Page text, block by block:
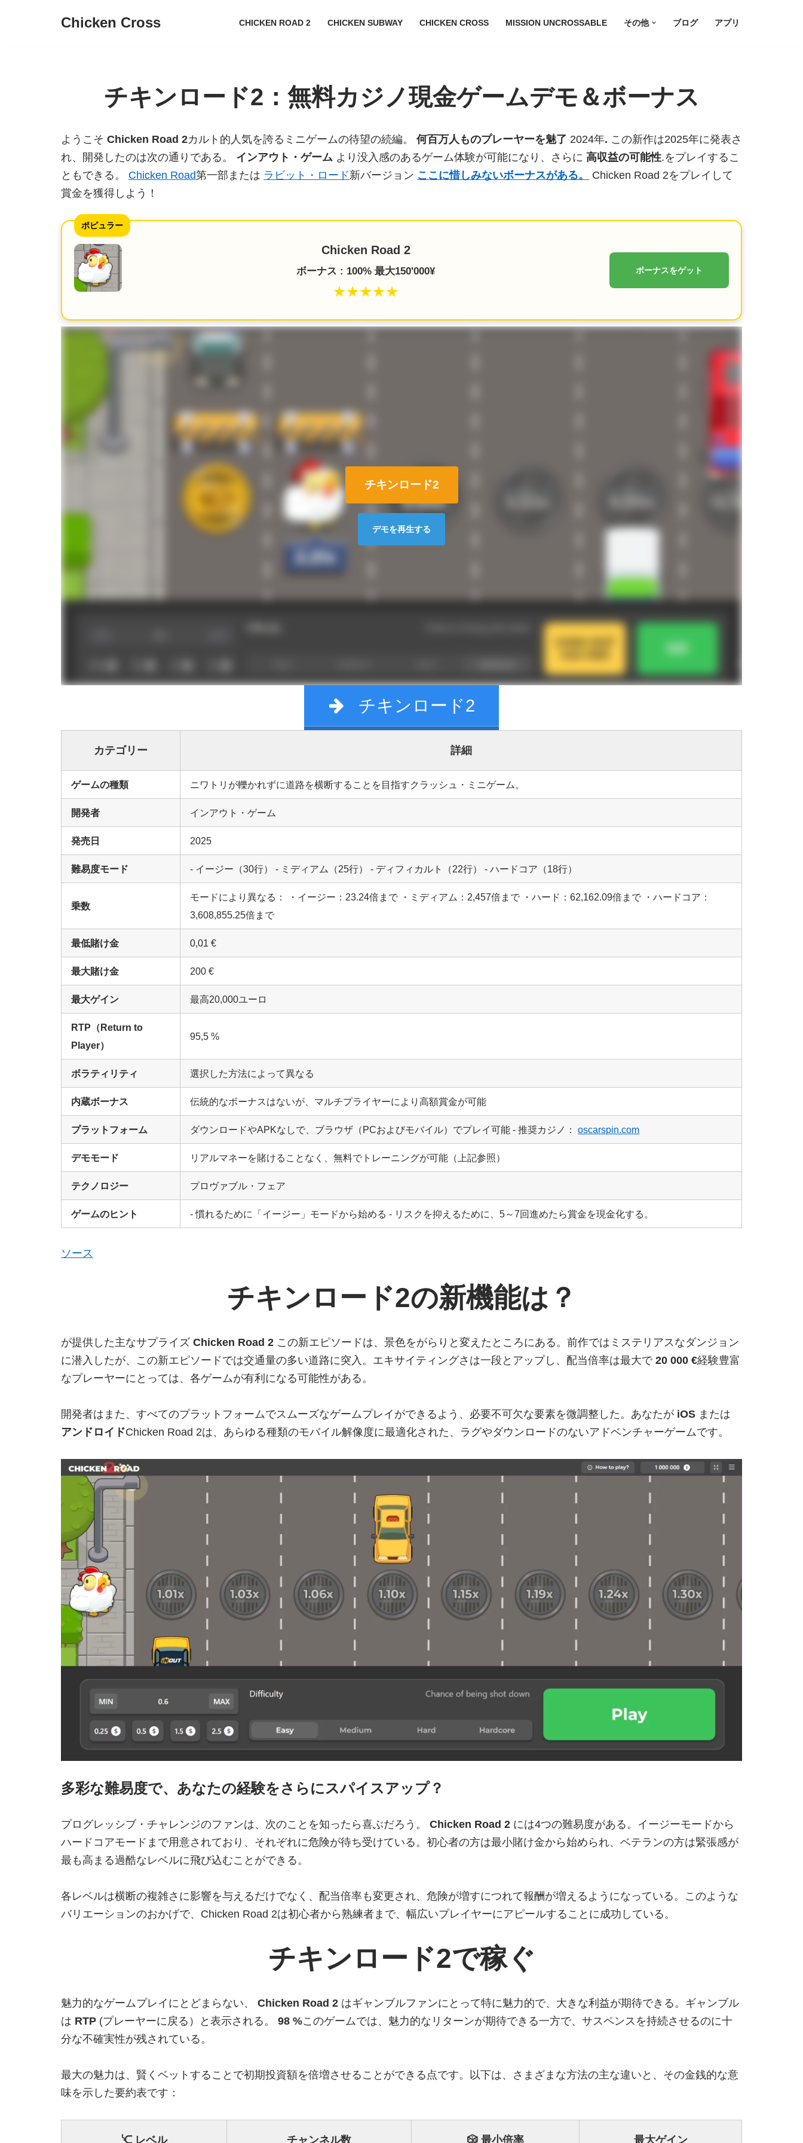
Chicken Cross CHICKEN ROAD 2 CHICKEN SUBWAY CHICKEN CROSS MISSION UNCROSSABLE その他 ブログ アプリ
チキンロード2：無料カジノ現金ゲームデモ＆ボーナス
ようこそ Chicken Road 2カルト的人気を誇るミニゲームの待望の続編。 何百万人ものプレーヤーを魅了 2024年. この新作は2025年に発表さ
れ、開発したのは次の通りである。 インアウト・ゲーム より没入感のあるゲーム体験が可能になり、さらに 高収益の可能性.をプレイするこ
ともできる。 Chicken Road第一部または ラビット・ロード新バージョン ここに惜しみないボーナスがある。
Chicken Road 2をプレイして
賞金を獲得しよう！
ポピュラー
Chicken Road 2
ボーナス : 100% 最大150'000¥
★★★★★
ボーナスをゲット
チキンロード2
デモを再生する
チキンロード2
カテゴリー 詳細
ゲームの種類 ニワトリが轢かれずに道路を横断することを目指すクラッシュ・ミニゲーム。
開発者 インアウト・ゲーム
発売日 2025
難易度モード - イージー（30行） - ミディアム（25行） - ディフィカルト（22行） - ハードコア（18行）
乗数
モードにより異なる： ・イージー：23.24倍まで ・ミディアム：2,457倍まで ・ハード：62,162.09倍まで ・ハードコア：
3,608,855.25倍まで
最低賭け金 0,01 €
最大賭け金 200 €
最大ゲイン 最高20,000ユーロ
RTP（Return to
Player）
95,5 %
ボラティリティ 選択した方法によって異なる
内蔵ボーナス 伝統的なボーナスはないが、マルチプライヤーにより高額賞金が可能
プラットフォーム ダウンロードやAPKなしで、ブラウザ（PCおよびモバイル）でプレイ可能 - 推奨カジノ：oscarspin.com
デモモード リアルマネーを賭けることなく、無料でトレーニングが可能（上記参照）
テクノロジー プロヴァブル・フェア
ゲームのヒント - 慣れるために「イージー」モードから始める - リスクを抑えるために、5～7回進めたら賞金を現金化する。
ソース
チキンロード2の新機能は？
が提供した主なサプライズ Chicken Road 2 この新エピソードは、景色をがらりと変えたところにある。前作ではミステリアスなダンジョン
に潜入したが、この新エピソードでは交通量の多い道路に突入。エキサイティングさは一段とアップし、配当倍率は最大で 20 000 €経験豊富
なプレーヤーにとっては、各ゲームが有利になる可能性がある。
開発者はまた、すべてのプラットフォームでスムーズなゲームプレイができるよう、必要不可欠な要素を微調整した。あなたが iOS または
アンドロイドChicken Road 2は、あらゆる種類のモバイル解像度に最適化された、ラグやダウンロードのないアドベンチャーゲームです。
多彩な難易度で、あなたの経験をさらにスパイスアップ？
プログレッシブ・チャレンジのファンは、次のことを知ったら喜ぶだろう。 Chicken Road 2 には4つの難易度がある。イージーモードから
ハードコアモードまで用意されており、それぞれに危険が待ち受けている。初心者の方は最小賭け金から始められ、ベテランの方は緊張感が
最も高まる過酷なレベルに飛び込むことができる。
各レベルは横断の複雑さに影響を与えるだけでなく、配当倍率も変更され、危険が増すにつれて報酬が増えるようになっている。このような
バリエーションのおかげで、Chicken Road 2は初心者から熟練者まで、幅広いプレイヤーにアピールすることに成功している。
チキンロード2で稼ぐ
魅力的なゲームプレイにとどまらない、 Chicken Road 2 はギャンブルファンにとって特に魅力的で、大きな利益が期待できる。ギャンブル
は RTP (プレーヤーに戻る）と表示される。 98 %このゲームでは、魅力的なリターンが期待できる一方で、サスペンスを持続させるのに十
分な不確実性が残されている。
最大の魅力は、賢くベットすることで初期投資額を倍増させることができる点です。以下は、さまざまな方法の主な違いと、その金銭的な意
味を示した要約表です：
ᔍ レベル チャンネル数 🎲 最小倍率 最大ゲイン